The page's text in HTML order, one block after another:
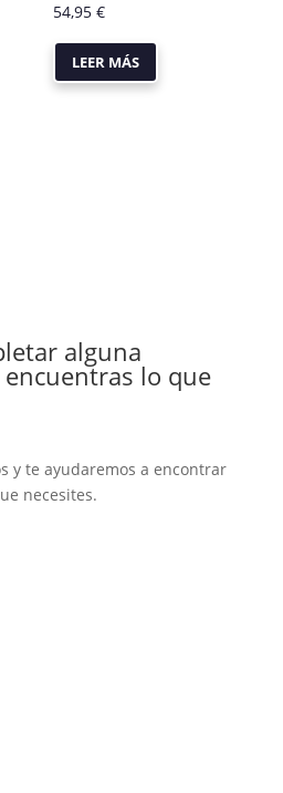
54,95 €
LEER MÁS
alguna
lo que
y te ayudaremos a encontrar
necesites.